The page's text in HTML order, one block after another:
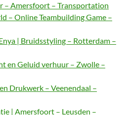
– Amersfoort – Transportation
– Online Teambuilding Game –
| Bruidsstyling – Rotterdam –
en Geluid verhuur – Zwolle –
Drukwerk – Veenendaal –
| Amersfoort – Leusden –